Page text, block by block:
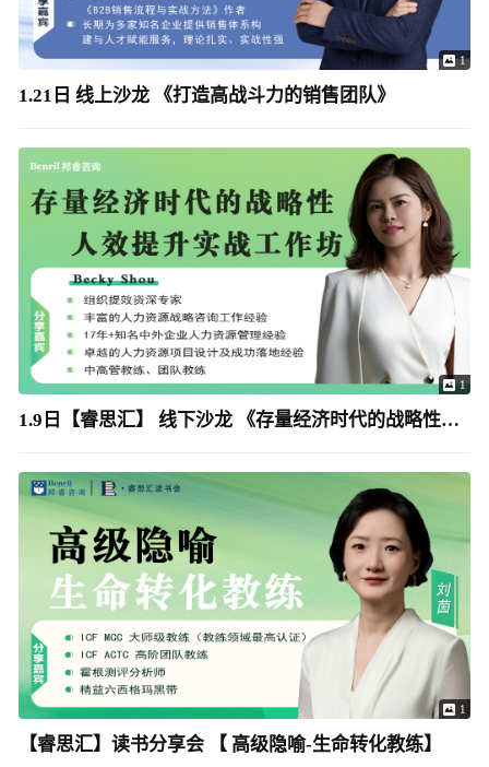
1
1.21日 线上沙龙 《打造高战斗力的销售团队》
1
1.9日【睿思汇】 线下沙龙 《存量经济时代的战略性，人效提升实战工作坊》
1
【睿思汇】读书分享会 【 高级隐喻-生命转化教练】